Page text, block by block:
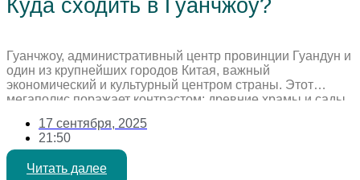
Куда сходить в Гуанчжоу?
Гуанчжоу, административный центр провинции Гуандун и
один из крупнейших городов Китая, важный
экономический и культурный центром страны. Этот
мегаполис поражает контрастом: древние храмы и сады
Гуанчжоу также известен как центр оптовой торговли, где
можно найти практически любой товар с маркировкой
«Сделано в Китае». Помимо оживленных торговых улиц,
город предлагает множество парков, […]
17 сентября, 2025
21:50
Читать далее